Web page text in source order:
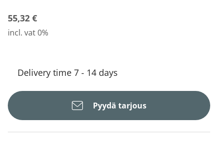
55,32 €
incl. vat 0%
Delivery time 7 - 14 days
Pyydä tarjous